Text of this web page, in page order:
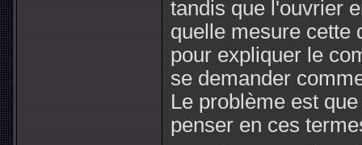
tandis que l'ouvrier
quelle mesure cette
pour expliquer le
se demander
Le problème est
penser en ces